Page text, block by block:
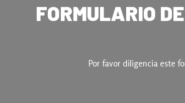
FORMULARIO
Por favor diligencia este